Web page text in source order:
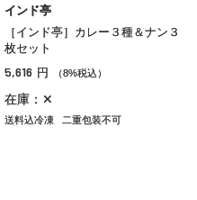
インド亭
［インド亭］カレー３種＆ナン３
枚セット
5,616 円 （8%税込）
在庫：✕
送料込冷凍 二重包装不可